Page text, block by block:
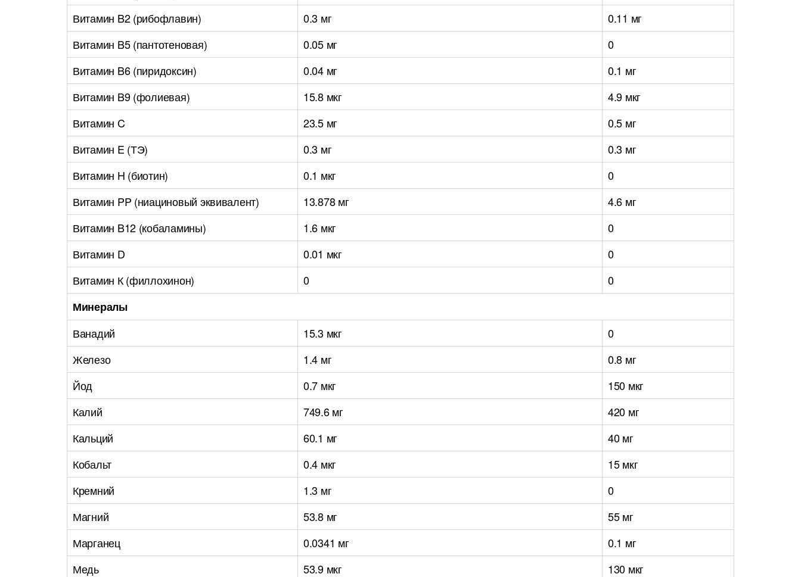
Витамин B2 (рибофлавин)
0.3 мг
0.11 мг
Витамин B5 (пантотеновая)
0.05 мг
0
Витамин B6 (пиридоксин)
0.04 мг
0.1 мг
Витамин B9 (фолиевая)
15.8 мкг
4.9 мкг
Витамин C
23.5 мг
0.5 мг
Витамин E (ТЭ)
0.3 мг
0.3 мг
Витамин H (биотин)
0.1 мкг
0
Витамин PP (ниациновый эквивалент)
13.878 мг
4.6 мг
Витамин B12 (кобаламины)
1.6 мкг
0
Витамин D
0.01 мкг
0
Витамин К (филлохинон)
0
0
Минералы
Ванадий
15.3 мкг
0
Железо
1.4 мг
0.8 мг
Йод
0.7 мкг
150 мкг
Калий
749.6 мг
420 мг
Кальций
60.1 мг
40 мг
Кобальт
0.4 мкг
15 мкг
Кремний
1.3 мг
0
Магний
53.8 мг
55 мг
Марганец
0.0341 мг
0.1 мг
Медь
53.9 мкг
130 мкг